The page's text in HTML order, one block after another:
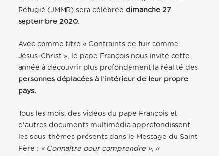
Réfugié (JMMR) sera célébréedimanche 27
septembre 2020.
Avec comme titre « Contraints de fuir comme
Jésus-Christ », le pape François nous invite cette
année à découvrir plus profondément la réalité des
personnes déplacées à l’intérieur de leur propre
pays.
Tous les mois, des vidéos du pape François et
d’autres documents multimédia approfondissent
les sous-thèmes présents dans le Message du Saint-
Père : « Connaître pour comprendre », «